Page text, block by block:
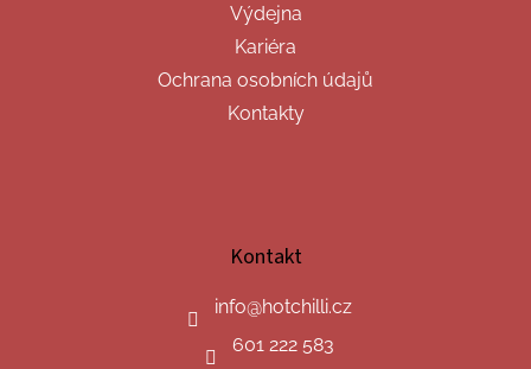
Výdejna
Kariéra
Ochrana osobních údajů
Kontakty
Kontakt
info@hotchilli.cz
601 222 583